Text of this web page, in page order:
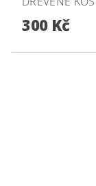
300 Kč